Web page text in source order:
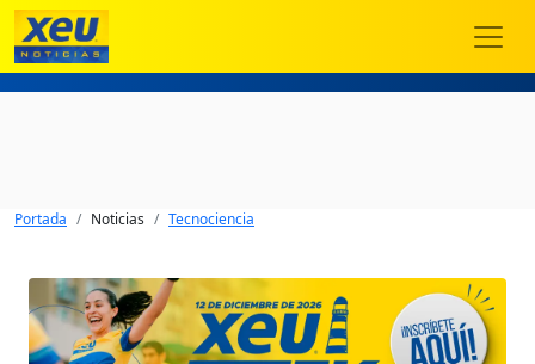
Portada Noticias Tecnociencia